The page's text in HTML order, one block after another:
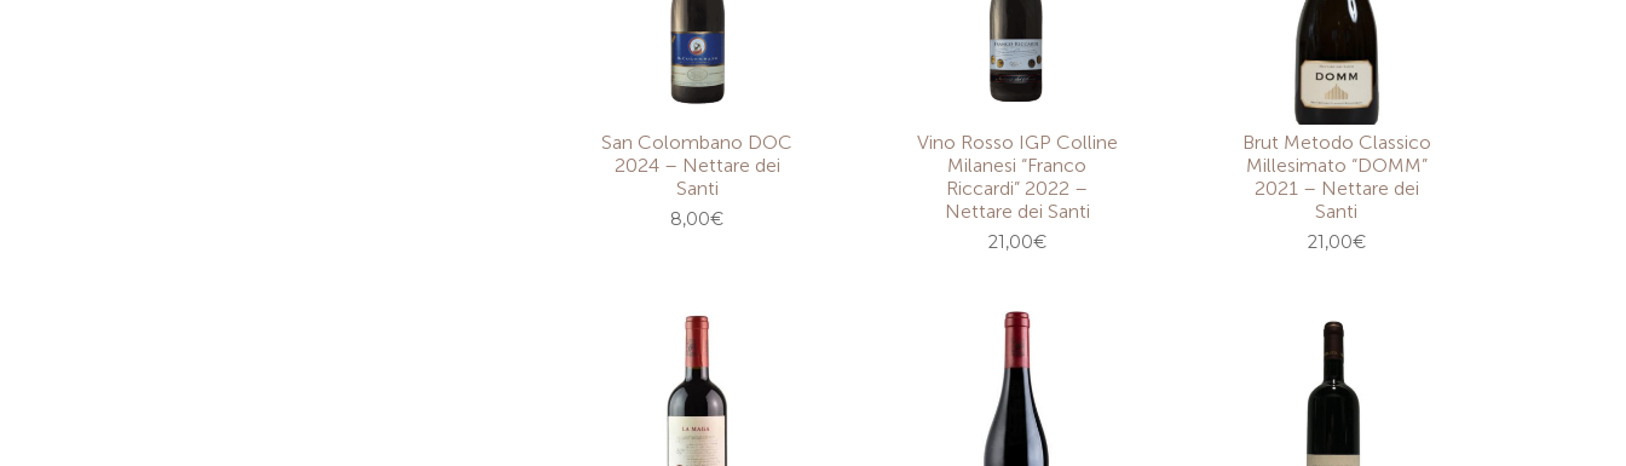
San Colombano DOC
2024 – Nettare dei
Santi
8,00€
Vino Rosso IGP Colline
Milanesi “Franco
Riccardi” 2022 –
Nettare dei Santi
21,00€
Brut Metodo Classico
Millesimato “DOMM”
2021 – Nettare dei
Santi
21,00€